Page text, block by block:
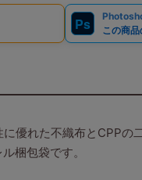
Ps
この商
優れた不織布とCPPの
梱包袋です。